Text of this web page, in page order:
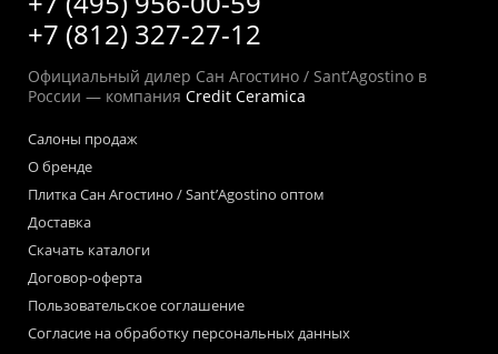
+7 (812) 327-27-12
Официальный дилер Сан Агостино / Sant’Agostino в
России — компания Credit Ceramica
Салоны продаж
О бренде
Плитка Сан Агостино / Sant’Agostino оптом
Доставка
Скачать каталоги
Договор-оферта
Пользовательское соглашение
Согласие на обработку персональных данных